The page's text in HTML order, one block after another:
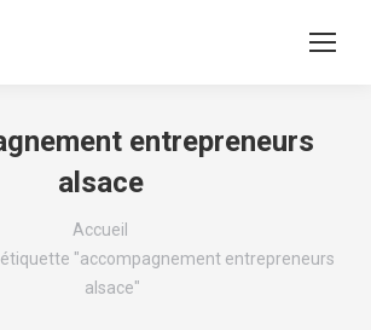
entrepreneurs
alsace
Accueil
"accompagnement entrepreneurs
alsace"